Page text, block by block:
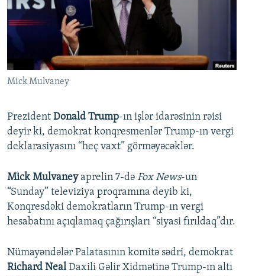
FOTOQALEREYA
İNFOQRAFIKA
OXU ZALI
AZƏRBAYCAN ƏDƏBIYYATI KITABXANASI
İSLAM VƏ DEMOKRATIYA
HAQQIMIZDA
PEŞƏ ETIKASI VƏ JURNALISTIKA STANDARTLARIMIZ
BIZIMLƏ ƏLAQƏ
XƏBƏR BÜLLETENLƏRIMIZ
Mick Mulvaney
Prezident Donald Trump-ın işlər idarəsinin rəisi
deyir ki, demokrat konqresmenlər Trump-ın vergi
deklarasiyasını “heç vaxt” görməyəcəklər.
Mick Mulvaneyaprelin 7-də Fox News-un
“Sunday” televiziya proqramına deyib ki,
Konqresdəki demokratların Trump-ın vergi
hesabatını açıqlamaq çağırışları “siyasi fırıldaq”dır.
Nümayəndələr Palatasının komitə sədri, demokrat
Richard NealDaxili Gəlir Xidmətinə Trump-ın altı